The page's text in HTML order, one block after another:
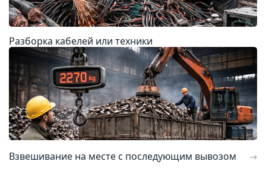
Разборка кабелей или техники
Взвешивание на месте с последующим вывозом